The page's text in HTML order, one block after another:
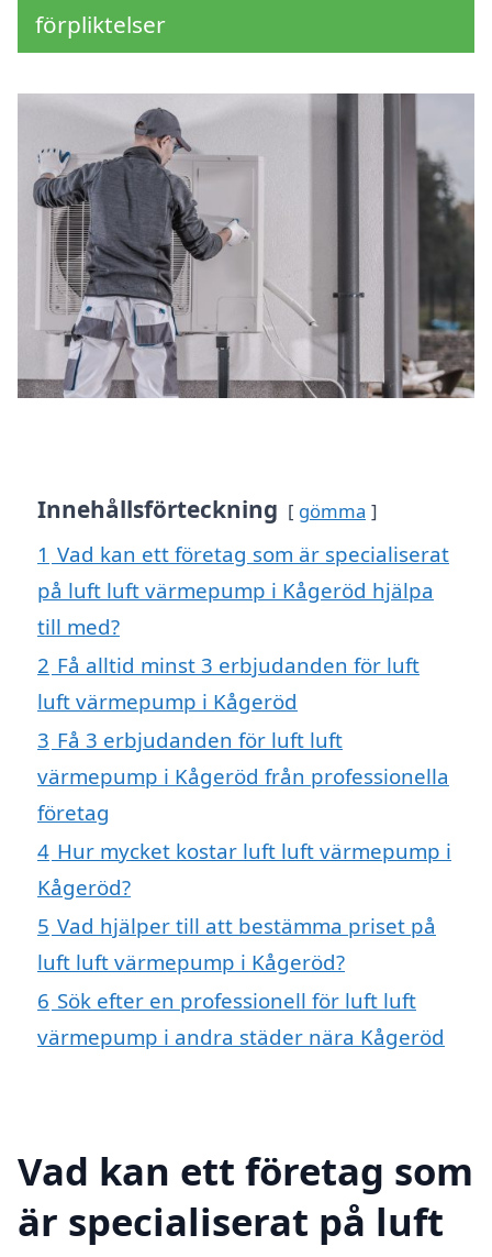
förpliktelser
Innehållsförteckning gömma
1 Vad kan ett företag som är specialiserat
på luft luft värmepump i Kågeröd hjälpa
till med?
2 Få alltid minst 3 erbjudanden för luft
luft värmepump i Kågeröd
3 Få 3 erbjudanden för luft luft
värmepump i Kågeröd från professionella
företag
4 Hur mycket kostar luft luft värmepump i
Kågeröd?
5 Vad hjälper till att bestämma priset på
luft luft värmepump i Kågeröd?
6 Sök efter en professionell för luft luft
värmepump i andra städer nära Kågeröd
Vad kan ett företag som
är specialiserat på luft